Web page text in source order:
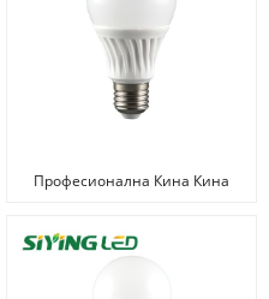
Професионална Кина Кина